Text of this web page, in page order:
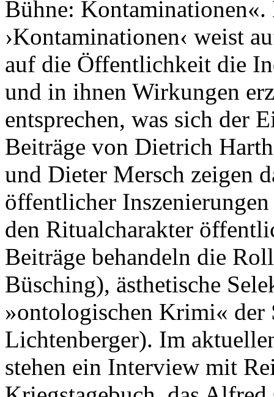
Bühne:
›Kontaminationen‹ weist
auf die Öffentlichkeit die
und in ihnen Wirkungen
entsprechen, was sich der
Beiträge von Dietrich
und Dieter Mersch zeigen
öffentlicher
den Ritualcharakter
Beiträge behandeln die
Büsching), ästhetische
»ontologischen Krimi« der
Lichtenberger). Im
stehen ein Interview mit